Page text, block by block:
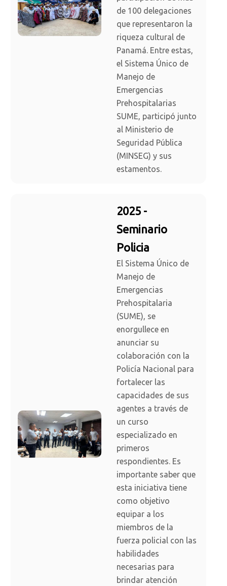
de 100 delegaciones
que representaron la
riqueza cultural de
Panamá. Entre estas,
el Sistema Único de
Manejo de
Emergencias
Prehospitalarias
SUME, participó junto
al Ministerio de
Seguridad Pública
(MINSEG) y sus
estamentos.
2025 -
Seminario
Policia
El Sistema Único de
Manejo de
Emergencias
Prehospitalaria
(SUME), se
enorgullece en
anunciar su
colaboración con la
Policía Nacional para
fortalecer las
capacidades de sus
agentes a través de
un curso
especializado en
primeros
respondientes. Es
importante saber que
esta iniciativa tiene
como objetivo
equipar a los
miembros de la
fuerza policial con las
habilidades
necesarias para
brindar atención